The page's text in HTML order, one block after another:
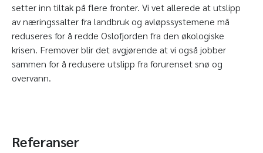
setter inn tiltak på flere fronter. Vi vet allerede at utslipp
av næringssalter fra landbruk og avløpssystemene må
reduseres for å redde Oslofjorden fra den økologiske
krisen. Fremover blir det avgjørende at vi også jobber
sammen for å redusere utslipp fra forurenset snø og
overvann.
Referanser